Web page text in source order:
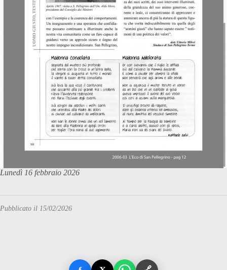
Lunedì 16 febbraio 2026
Pubblicato il 15/02/2026